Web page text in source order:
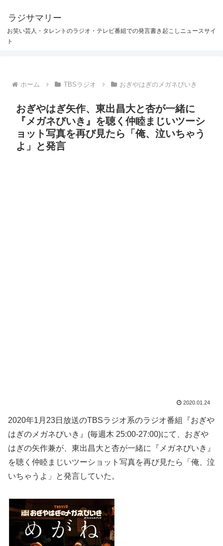
ラジサマリー
お笑い芸人・タレントのラジオ・テレビ番組での発言書き起こしニュースサイ
ト
ホーム TBSラジオ おぎやはぎのメガネびいき
おぎやはぎ矢作、東出昌大と杏が一緒に
『メガネびいき』を聴く仲睦まじいツーシ
ョット写真を再び見たら「俺、泣いちゃう
よ」と発言
2020.01.24
2020年1月23日放送のTBSラジオ系のラジオ番組『おぎや
はぎのメガネびいき』(毎週木 25:00-27:00)にて、おぎや
はぎの矢作兼が、東出昌大と杏が一緒に『メガネびいき』
を聴く仲睦まじいツーショット写真を再び見たら「俺、泣
いちゃうよ」と発言していた。